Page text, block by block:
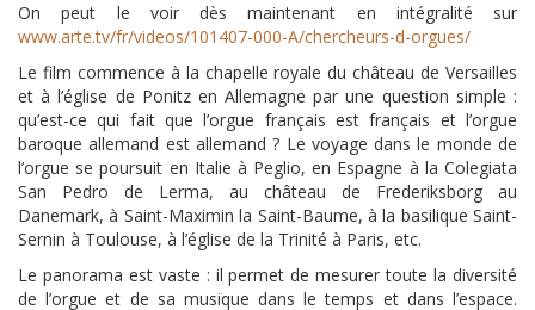
On peut le voir dès maintenant en intégralité sur
www.arte.tv/fr/videos/101407-000-A/chercheurs-d-orgues/
Le film commence à la chapelle royale du château de Versailles
et à l’église de Ponitz en Allemagne par une question simple :
qu’est-ce qui fait que l’orgue français est français et l’orgue
baroque allemand est allemand ? Le voyage dans le monde de
l’orgue se poursuit en Italie à Peglio, en Espagne à la Colegiata
San Pedro de Lerma, au château de Frederiksborg au
Danemark, à Saint-Maximin la Saint-Baume, à la basilique Saint-
Sernin à Toulouse, à l’église de la Trinité à Paris, etc.
Le panorama est vaste : il permet de mesurer toute la diversité
de l’orgue et de sa musique dans le temps et dans l’espace.